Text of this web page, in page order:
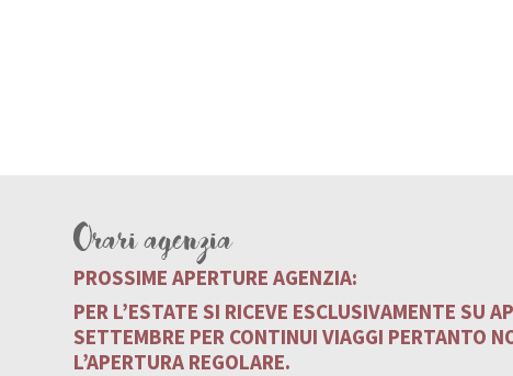
Orari agenzia
PROSSIME APERTURE AGENZIA:
PER L’ESTATE SI RICEVE ESCLUSIVAMENTE SU
SETTEMBRE PER CONTINUI VIAGGI PERTANTO
L’APERTURA REGOLARE.